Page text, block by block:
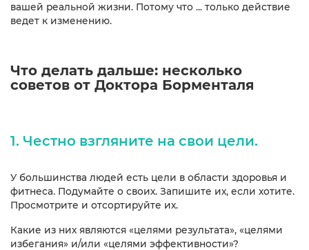
вашей реальной жизни. Потому что ... только действие
ведет к изменению.​
Что делать дальше: несколько
советов от Доктора Борменталя
1. Честно взгляните на свои цели.
У большинства людей есть цели в области здоровья и
фитнеса. Подумайте о своих. Запишите их, если хотите.
Просмотрите и отсортируйте их.
Какие из них являются «целями результата», «целями
избегания» и/или «целями эффективности»?